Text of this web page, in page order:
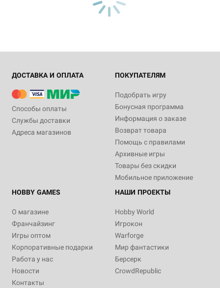
ДОСТАВКА И ОПЛАТА
Способы оплаты
Службы доставки
Адреса магазинов
ПОКУПАТЕЛЯМ
Подобрать игру
Бонусная программа
Информация о заказе
Возврат товара
Помощь с правилами
Архивные игры
Товары без скидки
Мобильное приложение
HOBBY GAMES
О магазине
Франчайзинг
Игры оптом
Корпоративные подарки
Работа у нас
Новости
Контакты
НАШИ ПРОЕКТЫ
Hobby World
Игрокон
Warforge
Мир фантастики
Берсерк
CrowdRepublic